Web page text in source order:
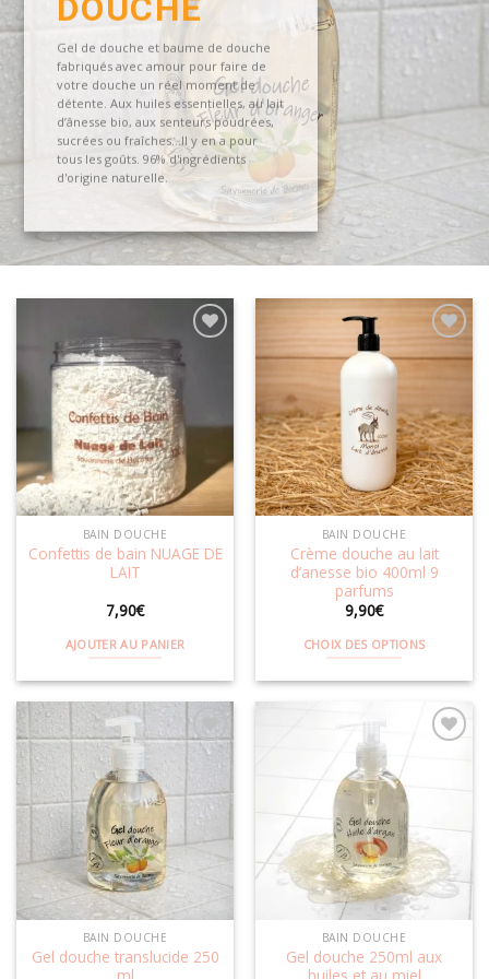
DOUCHE
Gel de douche et baume de douche
fabriqués avec amour pour faire de
votre douche un réel moment de
détente. Aux huiles essentielles, au lait
d’ânesse bio, aux senteurs poudrées,
sucrées ou fraîches...Il y en a pour
tous les goûts. 96% d'ingrédients
d'origine naturelle.
wishlist
BAIN DOUCHE
Confettis de bain NUAGE DE
LAIT
7,90€
AJOUTER AU PANIER
à la
wishlist
BAIN DOUCHE
Crème douche au lait
d’anesse bio 400ml 9
parfums
9,90€
CHOIX DES OPTIONS
plusieurs
variations.
Les
options
peuvent
être
choisies
sur
la
page
du
Ajouter
wishlist
BAIN DOUCHE
Gel douche translucide 250
BAIN DOUCHE
Gel douche 250ml aux